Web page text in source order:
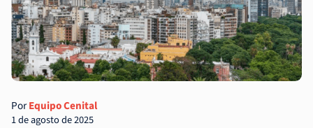
PorEquipo Cenital
1 de agosto de 2025